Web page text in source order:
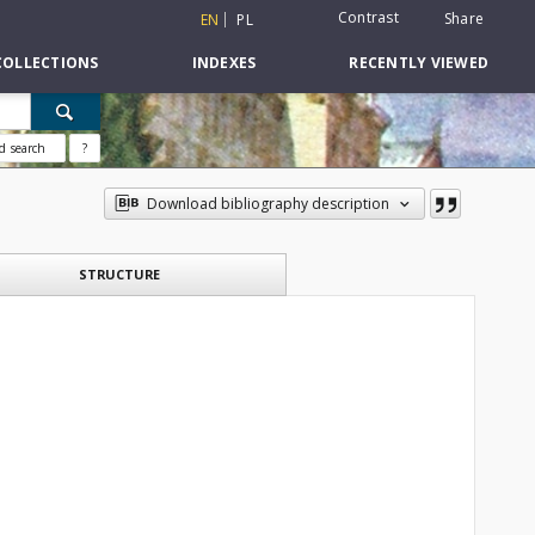
EN PL Contrast Share
INDEXES RECENTLY VIEWED
search ?
Download bibliography description
STRUCTURE